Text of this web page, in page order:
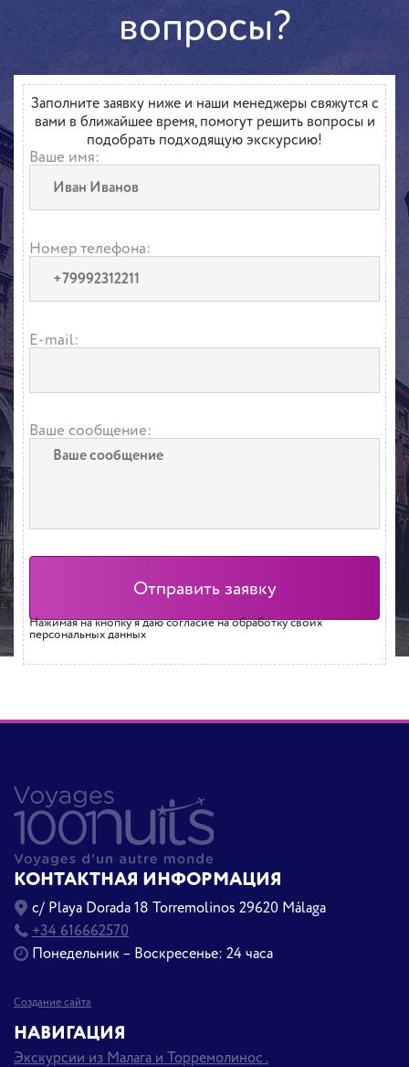
вопросы?
Заполните заявку ниже и наши менеджеры свяжутся с
вами в ближайшее время, помогут решить вопросы и
подобрать подходящую экскурсию!
Ваше имя:
Номер телефона:
E-mail:
Ваше сообщение:
Нажимая на кнопку я даю согласие на обработку своих
персональных данных
КОНТАКТНАЯ ИНФОРМАЦИЯ
c/ Playa Dorada 18 Torremolinos 29620 Málaga
+34 616662570
Понедельник – Воскресенье: 24 часа
Создание сайта
НАВИГАЦИЯ
Экскурсии из Малага и Торремолинос .